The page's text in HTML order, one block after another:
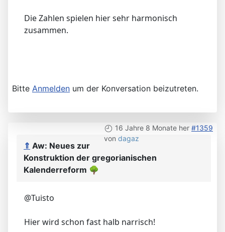
Die Zahlen spielen hier sehr harmonisch
zusammen.
Bitte Anmelden um der Konversation beizutreten.
16 Jahre 8 Monate her #1359
von dagaz
⇑ Aw: Neues zur
Konstruktion der gregorianischen
Kalenderreform 🌳
@Tuisto
Hier wird schon fast halb narrisch!